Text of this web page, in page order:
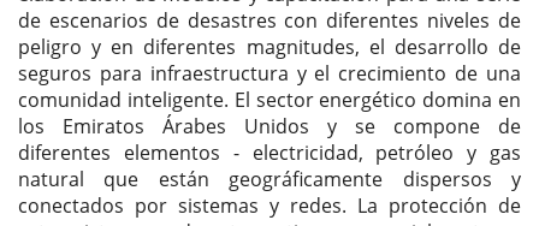
de escenarios de desastres con diferentes niveles de
peligro y en diferentes magnitudes, el desarrollo de
seguros para infraestructura y el crecimiento de una
comunidad inteligente. El sector energético domina en
los Emiratos Árabes Unidos y se compone de
diferentes elementos - electricidad, petróleo y gas
natural que están geográficamente dispersos y
conectados por sistemas y redes. La protección de